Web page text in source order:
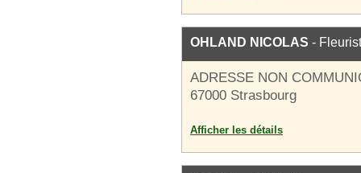
OHLAND NICOLAS -
ADRESSE NON
67000 Strasbourg
Afficher les détails